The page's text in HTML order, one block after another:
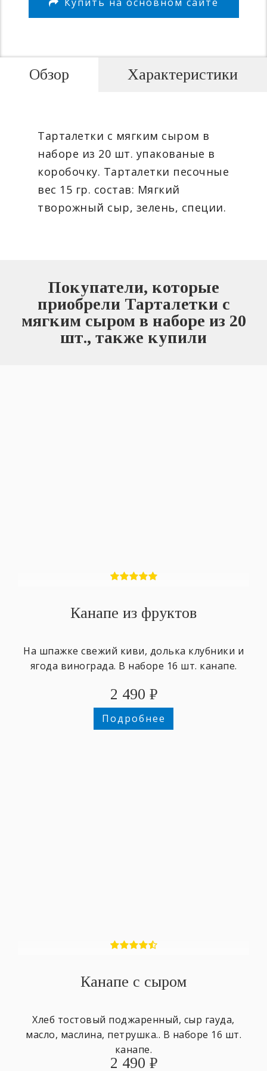
Обзор
Тарталетки с мягким сыром в
наборе из 20 шт. упакованые в
коробочку. Тарталетки песочные
вес 15 гр. состав: Мягкий
творожный сыр, зелень, специи.
Характеристики
Покупатели, которые
приобрели Тарталетки с
мягким сыром в наборе из 20
шт., также купили
Канапе из фруктов
На шпажке свежий киви, долька клубники и
ягода винограда. В наборе 16 шт. канапе.
2 490 ₽
Подробнее
Канапе с сыром
Хлеб тостовый поджаренный, сыр гауда,
масло, маслина, петрушка.. В наборе 16 шт.
канапе.
2 490 ₽